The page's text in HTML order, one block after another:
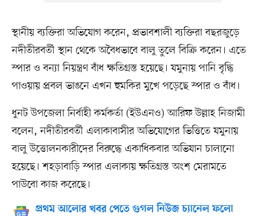
স্থানীয় ব্যক্তিরা অভিযোগ করেন, প্রভাবশালী ব্যক্তিরা বছরজুড়ে
নদীতীরবর্তী স্থান থেকে অবৈধভাবে বালু তুলে বিক্রি করেন। এতে
স্পার ও বন্যা নিয়ন্ত্রণ বাঁধ ক্ষতিগ্রস্ত হয়েছে। যমুনায় পানি বৃদ্ধি
পাওয়ায় প্রবল ভাঙনে এখন হুমকির মুখে পড়েছে স্পার ও বাঁধ।
ধুনট উপজেলা নির্বাহী কর্মকর্তা (ইউএনও) আরিফ উল্লাহ নিজামী
বলেন, নদীতীরবর্তী এলাকাবাসীর অভিযোগের ভিত্তিতে যমুনায়
বালু উত্তোলনকারীদের বিরুদ্ধে একাধিকবার অভিযান চালানো
হয়েছে। শহড়াবাড়ি স্পার এলাকায় ক্ষতিগ্রস্ত অংশ মেরামতে
পাউবো কাজ করেছে।
প্রথম আলোর খবর পেতে গুগল নিউজ চ্যানেল ফলো